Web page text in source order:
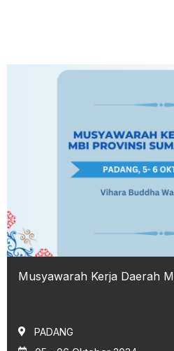
Musyawarah Kerja Daerah
PADANG